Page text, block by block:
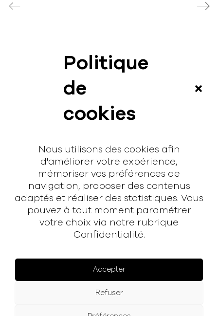
Politique
de
cookies
Nous utilisons des cookies afin
d'améliorer votre expérience,
mémoriser vos préférences de
navigation, proposer des contenus
adaptés et réaliser des statistiques. Vous
pouvez à tout moment paramétrer
votre choix via notre rubrique
Confidentialité.
Accepter
Refuser
Interview
Contact
hello@rodmusic.fr
SubmitHub
Groover
À propos
Mentions légales